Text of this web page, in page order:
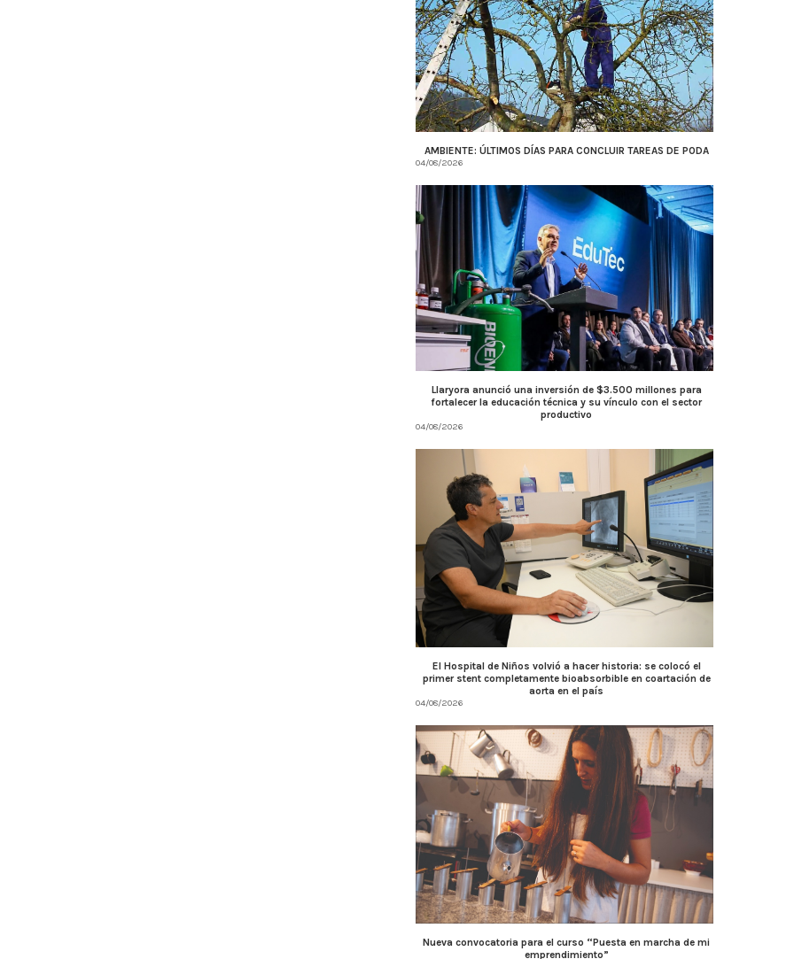
AMBIENTE: ÚLTIMOS DÍAS PARA CONCLUIR TAREAS DE PODA
04/08/2026
Llaryora anunció una inversión de $3.500 millones para
fortalecer la educación técnica y su vínculo con el sector
productivo
04/08/2026
El Hospital de Niños volvió a hacer historia: se colocó el
primer stent completamente bioabsorbible en coartación de
aorta en el país
04/08/2026
Nueva convocatoria para el curso “Puesta en marcha de mi
emprendimiento”